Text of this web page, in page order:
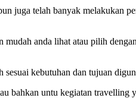
juga telah banyak melakukan
mudah anda lihat atau pilih
sesuai kebutuhan dan tujuan
bahkan untu kegiatan travelling